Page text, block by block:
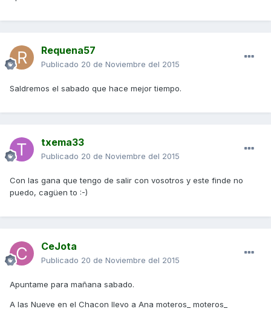
Requena57
Publicado 20 de Noviembre del 2015
Saldremos el sabado que hace mejor tiempo.
txema33
Publicado 20 de Noviembre del 2015
Con las gana que tengo de salir con vosotros y este finde no
puedo, cagüen to :-)
CeJota
Publicado 20 de Noviembre del 2015
Apuntame para mañana sabado.
A las Nueve en el Chacon llevo a Ana moteros_ moteros_